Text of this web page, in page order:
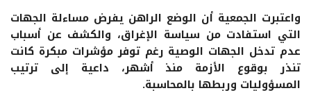
واعتبرت الجمعية أن الوضع الراهن يفرض مساءلة الجهات
التي استفادت من سياسة الإغراق، والكشف عن أسباب
عدم تدخل الجهات الوصية رغم توفر مؤشرات مبكرة كانت
تنذر بوقوع الأزمة منذ أشهر، داعية إلى ترتيب
المسؤوليات وربطها بالمحاسبة.